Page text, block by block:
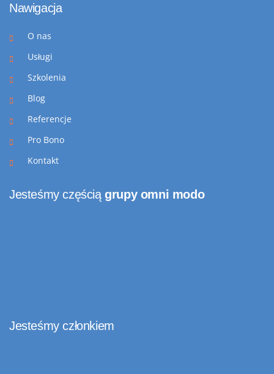
Nawigacja
O nas
Usługi
Szkolenia
Blog
Referencje
Pro Bono
Kontakt
Jesteśmy częściągrupy omni modo
Jesteśmy członkiem